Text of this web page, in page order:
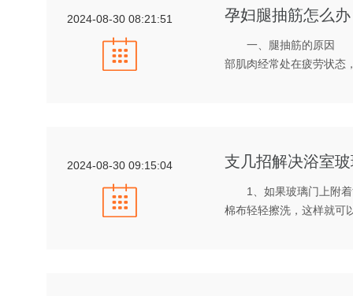
2024-08-30 08:21:51 孕妇腿抽筋怎么办
一、腿抽筋的原因 1
部肌肉经常处在疲劳状态
2024-08-30 09:15:04 支几招解决浴室
1、如果玻璃门上附着
棉布轻轻擦洗，这样就可